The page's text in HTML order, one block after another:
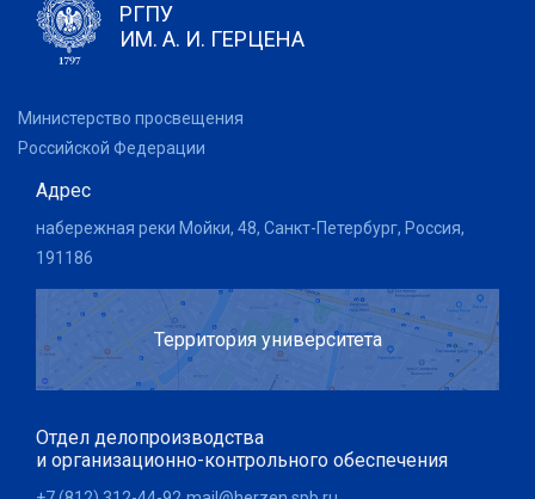
РГПУ
ИМ. А. И. ГЕРЦЕНА
Министерство просвещения
Российской Федерации
Адрес
набережная реки Мойки, 48, Санкт-Петербург, Россия,
191186
Территория университета
Отдел делопроизводства
и организационно-контрольного обеспечения